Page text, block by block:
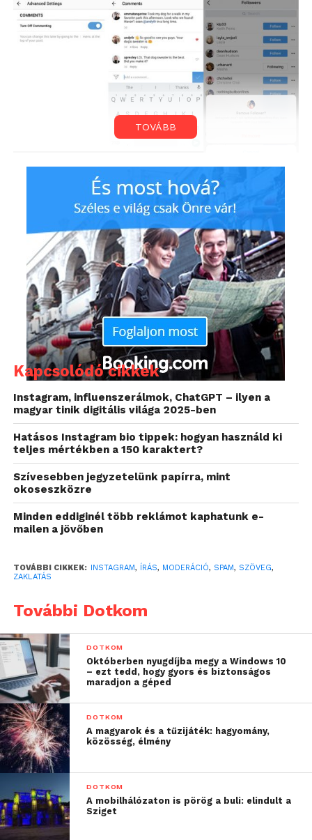
Érdekesség, hogy ezeket a funkciókat néhány
hónapja már használhatták a szerencsés, kiválasztott
felhasználók, a most érkező frissítéssel azonban
mindenkihez megérkeznek majd az újdonságok.
Ennek biztosan sok, népszerű felhasználó örül majd,
hiszen ők eddig nem tudtak fellépni a követőik
viselkedésével szemben.
TOVÁBB
Kapcsolódó cikkek
Instagram, influenszerálmok, ChatGPT – ilyen a
magyar tinik digitális világa 2025-ben
Hatásos Instagram bio tippek: hogyan használd ki
teljes mértékben a 150 karaktert?
Szívesebben jegyzetelünk papírra, mint
okoseszközre
Minden eddiginél több reklámot kaphatunk e-
mailen a jövőben
TOVÁBBI CIKKEK: INSTAGRAM, ÍRÁS, MODERÁCIÓ, SPAM, SZÖVEG,
ZAKLATÁS
További Dotkom
DOTKOM
Októberben nyugdíjba megy a Windows 10
– ezt tedd, hogy gyors és biztonságos
maradjon a géped
DOTKOM
A magyarok és a tűzijáték: hagyomány,
közösség, élmény
DOTKOM
A mobilhálózaton is pörög a buli: elindult a
Sziget